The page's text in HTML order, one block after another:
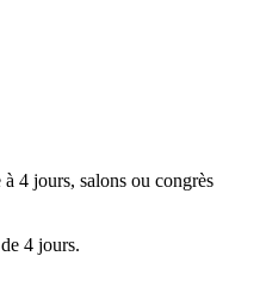
4 jours, salons ou congrès
4 jours.